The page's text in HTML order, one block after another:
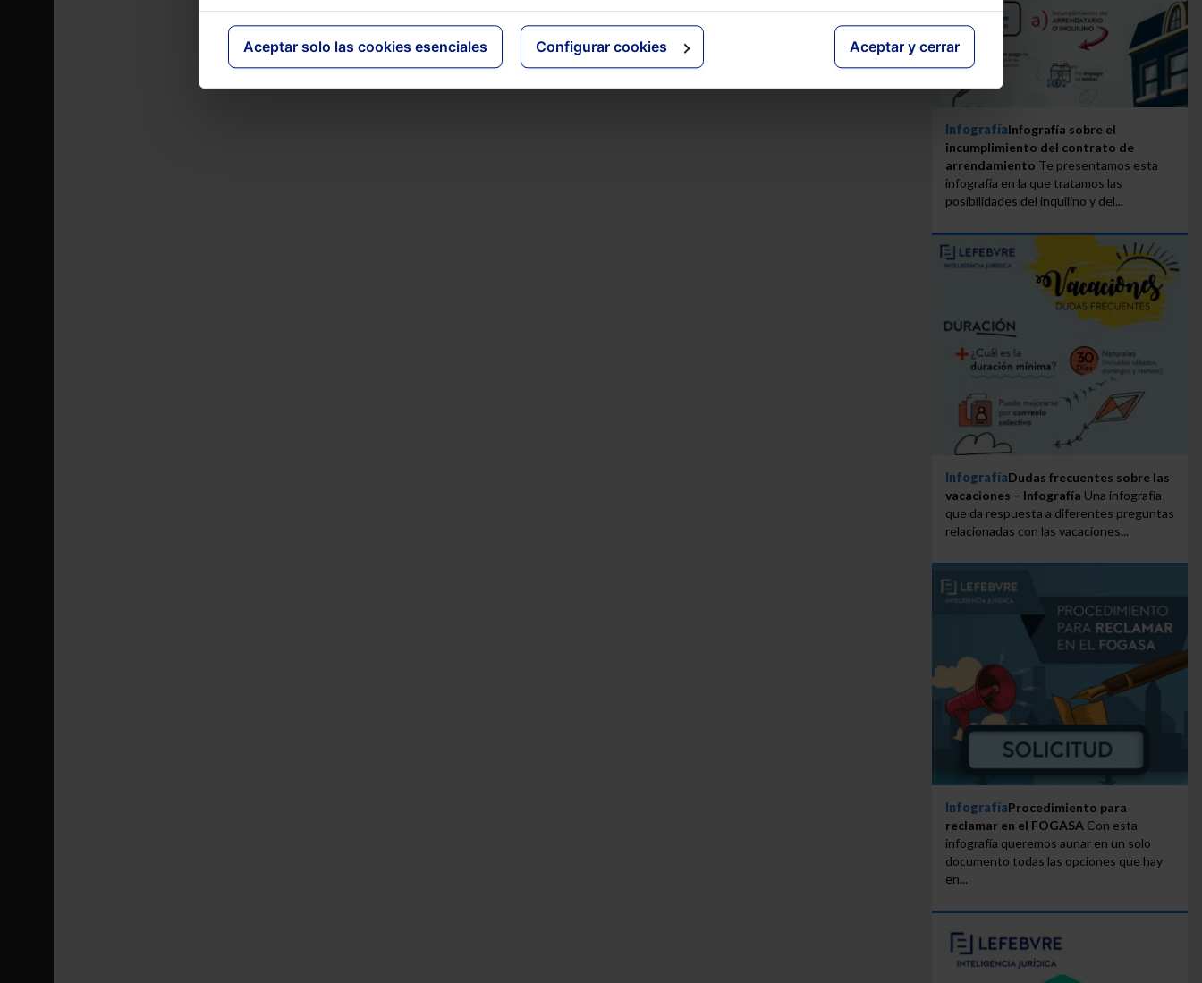
Aceptar solo las cookies esenciales Configurar cookies Aceptar y cerrar
InfografíaInfografía sobre el
incumplimiento del contrato de
arrendamiento Te presentamos esta
infografía en la que tratamos las
posibilidades del inquilino y del...
InfografíaDudas frecuentes sobre las
vacaciones – Infografía Una infografía
que da respuesta a diferentes preguntas
relacionadas con las vacaciones...
InfografíaProcedimiento para
reclamar en el FOGASA Con esta
infografía queremos aunar en un solo
documento todas las opciones que hay
en...